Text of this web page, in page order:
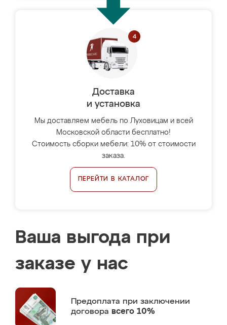
Доставка
и установка
Мы доставляем мебель по Луховицам и всей
Московской области бесплатно!
Стоимость сборки мебели: 10% от стоимости
заказа.
ПЕРЕЙТИ В КАТАЛОГ
Ваша выгода при
заказе у нас
Предоплата при заключении
договора всего 10%